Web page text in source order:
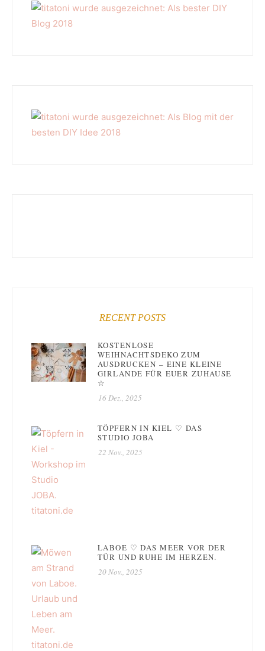
RECENT POSTS
KOSTENLOSE
WEIHNACHTSDEKO ZUM
AUSDRUCKEN – EINE KLEINE
GIRLANDE FÜR EUER ZUHAUSE
☆
16 Dez., 2025
TÖPFERN IN KIEL ♡ DAS
STUDIO JOBA
22 Nov., 2025
LABOE ♡ DAS MEER VOR DER
TÜR UND RUHE IM HERZEN.
20 Nov., 2025